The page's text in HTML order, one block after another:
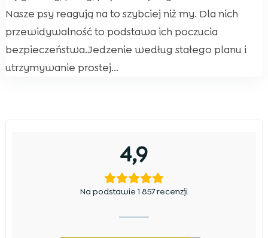
Nasze psy reagują na to szybciej niż my. Dla nich
przewidywalność to podstawa ich poczucia
bezpieczeństwa.Jedzenie według stałego planu i
utrzymywanie prostej...
4,9
Na podstawie 1 857 recenzji